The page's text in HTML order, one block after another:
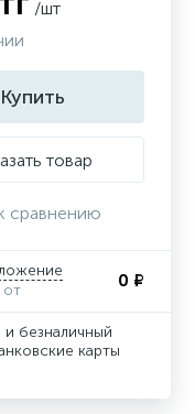
/шт
Купить
товар
сравнению
от
0 ₽
безналичный
карты